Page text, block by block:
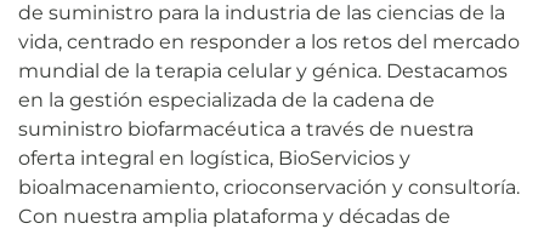
de suministro para la industria de las ciencias de la
vida, centrado en responder a los retos del mercado
mundial de la terapia celular y génica. Destacamos
en la gestión especializada de la cadena de
suministro biofarmacéutica a través de nuestra
oferta integral en logística, BioServicios y
bioalmacenamiento, crioconservación y consultoría.
Con nuestra amplia plataforma y décadas de